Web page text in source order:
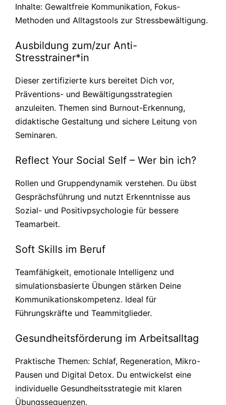
Inhalte: Gewaltfreie Kommunikation, Fokus-
Methoden und Alltagstools zur Stressbewältigung.
Ausbildung zum/zur Anti-
Stresstrainer*in
Dieser zertifizierte kurs bereitet Dich vor,
Präventions- und Bewältigungsstrategien
anzuleiten. Themen sind Burnout-Erkennung,
didaktische Gestaltung und sichere Leitung von
Seminaren.
Reflect Your Social Self – Wer bin ich?
Rollen und Gruppendynamik verstehen. Du übst
Gesprächsführung und nutzt Erkenntnisse aus
Sozial- und Positivpsychologie für bessere
Teamarbeit.
Soft Skills im Beruf
Teamfähigkeit, emotionale Intelligenz und
simulationsbasierte Übungen stärken Deine
Kommunikationskompetenz. Ideal für
Führungskräfte und Teammitglieder.
Gesundheitsförderung im Arbeitsalltag
Praktische Themen: Schlaf, Regeneration, Mikro-
Pausen und Digital Detox. Du entwickelst eine
individuelle Gesundheitsstrategie mit klaren
Übungssequenzen.